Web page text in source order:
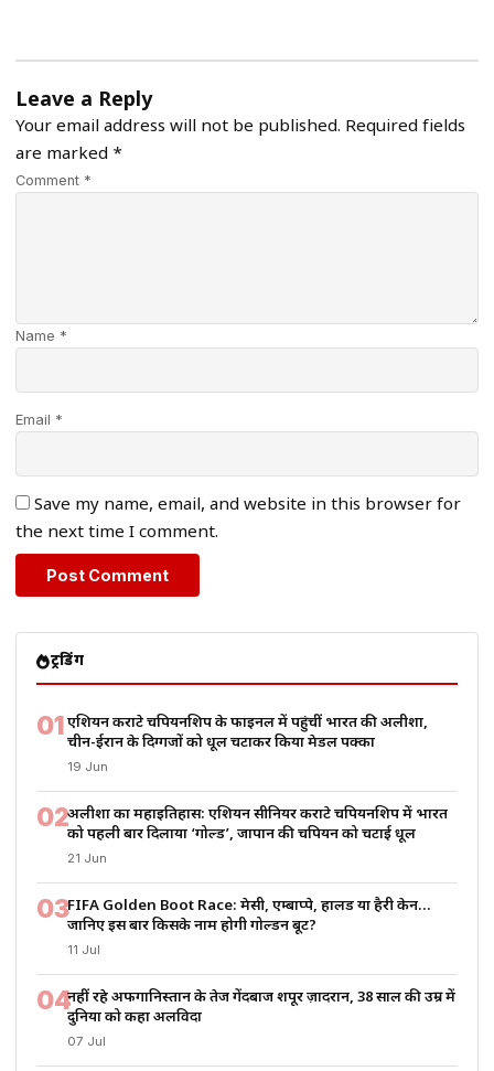
Leave a Reply
Your email address will not be published. Required fields
are marked *
Comment *
Name *
Email *
Save my name, email, and website in this browser for
the next time I comment.
ट्रेंडिंग
01एशियन कराटे चैंपियनशिप के फाइनल में पहुंचीं भारत की अलीशा,
चीन-ईरान के दिग्गजों को धूल चटाकर किया मेडल पक्का
19 Jun
02अलीशा का महाइतिहास: एशियन सीनियर कराटे चैंपियनशिप में भारत
को पहली बार दिलाया ‘गोल्ड’, जापान की चैंपियन को चटाई धूल
21 Jun
03FIFA Golden Boot Race: मेसी, एम्बाप्पे, हालैंड या हैरी केन…
जानिए इस बार किसके नाम होगी गोल्डन बूट?
11 Jul
04नहीं रहे अफगानिस्तान के तेज गेंदबाज शपूर ज़ादरान, 38 साल की उम्र में
दुनिया को कहा अलविदा
07 Jul